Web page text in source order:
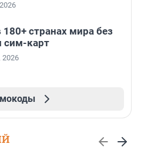
180+ странах мира без
сим-карт
2026